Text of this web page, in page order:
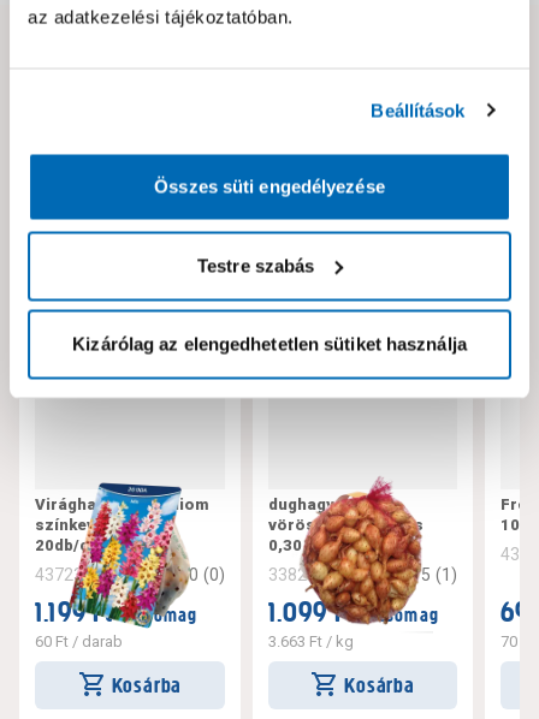
az adatkezelési tájékoztatóban.
Beállítások
Összes süti engedélyezése
Testre szabás
Kizárólag az elengedhetetlen sütiket használja
Neked ajánljuk!
Virághagyma lépliliom
színkeverék
20db/csomag
437235 0 (0)
1.199 Ft / csomag
60 Ft / darab
Kosárba
dughagyma
vöröshagyma hálós
0,30 kg
338206 5 (1)
1.099 Ft / csomag
3.663 Ft/ kg
Kosárba
70 Ft